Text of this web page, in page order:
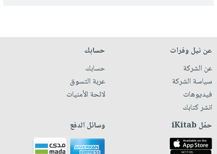
عن نيل وفرات
عن الشركة
سياسة الشركة
فيديوهات
انشر كتابك
حسابك
حسابك
عربة التسوق
لائحة الأمنيات
حمّل iKitab وسائل الدفع